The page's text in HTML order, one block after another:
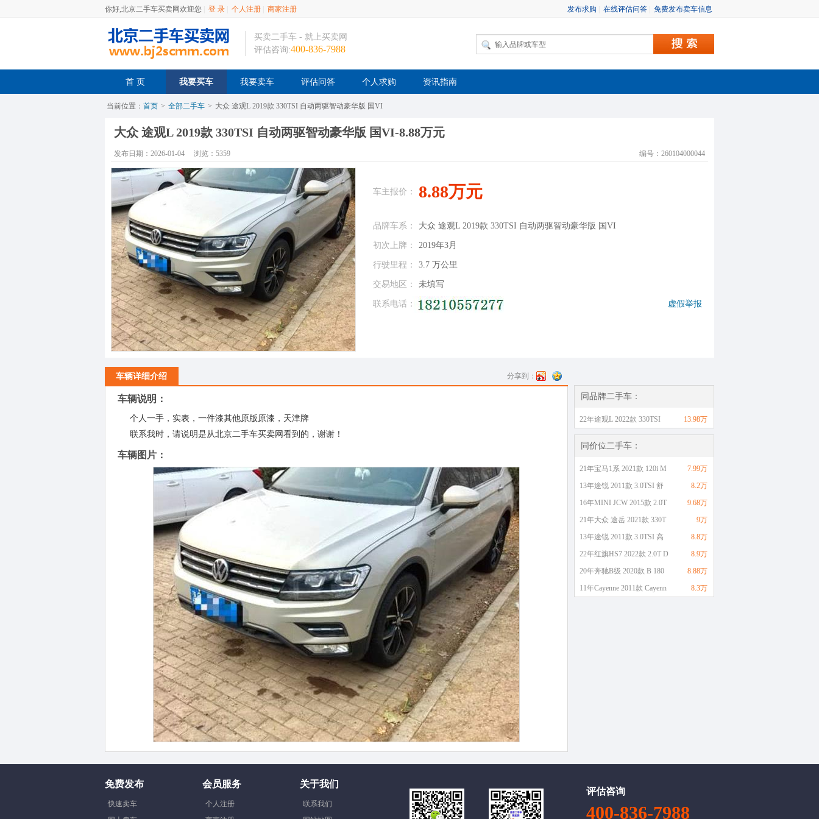
你好,北京二手车买卖网欢迎您 登 录 个人注册 商家注册 发布求购 在线评估问答 免费发布卖车信息
买卖二手车 - 就上买卖网
评估咨询:400-836-7988
首 页 我要买车 我要卖车 评估问答 个人求购 资讯指南
当前位置： 首页 > 全部二手车 > 大众 途观L 2019款 330TSI 自动两驱智动豪华版 国VI
大众 途观L 2019款 330TSI 自动两驱智动豪华版 国VI-8.88万元
发布日期：2026-01-04 浏览：5359 编号：260104000044
车主报价： 8.88万元
品牌车系： 大众 途观L 2019款 330TSI 自动两驱智动豪华版 国VI
初次上牌： 2019年3月
行驶里程： 3.7 万公里
交易地区： 未填写
虚假举报
联系电话：
车辆详细介绍 分享到：
车辆说明：
个人一手，实表，一件漆其他原版原漆，天津牌
联系我时，请说明是从北京二手车买卖网看到的，谢谢！
车辆图片：
同品牌二手车：
22年途观L 2022款 330TSI 13.98万
同价位二手车：
21年宝马1系 2021款 120i M
7.99万
13年途锐 2011款 3.0TSI 舒
8.2万
16年MINI JCW 2015款 2.0T
9.68万
21年大众 途岳 2021款 330T
9万
13年途锐 2011款 3.0TSI 高
8.8万
22年红旗HS7 2022款 2.0T D
8.9万
20年奔驰B级 2020款 B 180
8.88万
11年Cayenne 2011款 Cayenn
8.3万
免费发布
快速卖车
会员服务
个人注册
关于我们
联系我们
评估咨询
400-836-7988